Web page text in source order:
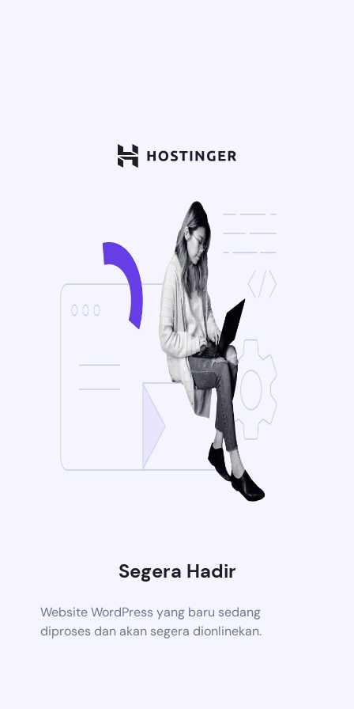
Segera Hadir
Website WordPress yang baru sedang
diproses dan akan segera dionlinekan.